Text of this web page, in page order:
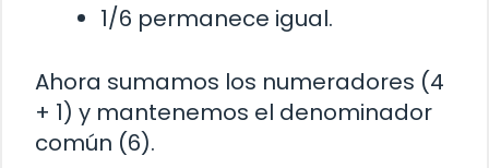
1/6 permanece igual.
Ahora sumamos los numeradores (4
+ 1) y mantenemos el denominador
común (6).